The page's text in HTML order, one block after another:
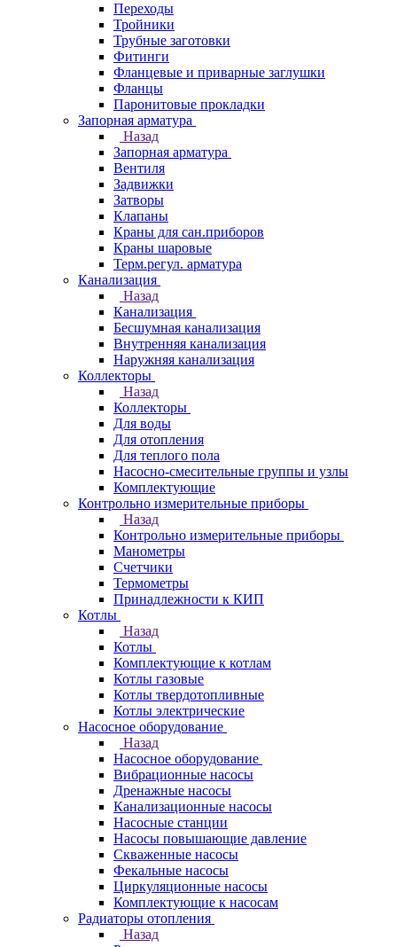
Переходы
Тройники
Трубные заготовки
Фитинги
Фланцевые и приварные заглушки
Фланцы
Паронитовые прокладки
Запорная арматура
Назад
Запорная арматура
Вентиля
Задвижки
Затворы
Клапаны
Краны для сан.приборов
Краны шаровые
Терм.регул. арматура
Канализация
Назад
Канализация
Бесшумная канализация
Внутренняя канализация
Наружняя канализация
Коллекторы
Назад
Коллекторы
Для воды
Для отопления
Для теплого пола
Насосно-смесительные группы и узлы
Комплектующие
Контрольно измерительные приборы
Назад
Контрольно измерительные приборы
Манометры
Счетчики
Термометры
Принадлежности к КИП
Котлы
Назад
Котлы
Комплектующие к котлам
Котлы газовые
Котлы твердотопливные
Котлы электрические
Насосное оборудование
Назад
Насосное оборудование
Вибрационные насосы
Дренажные насосы
Канализационные насосы
Насосные станции
Насосы повышающие давление
Скваженные насосы
Фекальные насосы
Циркуляционные насосы
Комплектующие к насосам
Радиаторы отопления
Назад